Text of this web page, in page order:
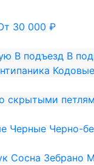
30 000 ₽
В подъезд В
Кодовые
скрытыми
Черные Черно-
Сосна Зебрано